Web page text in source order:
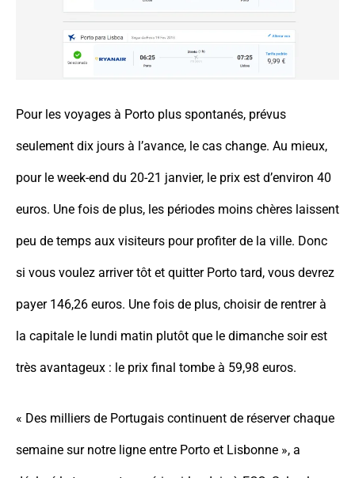
Pour les voyages à Porto plus spontanés, prévus
seulement dix jours à l’avance, le cas change. Au mieux,
pour le week-end du 20-21 janvier, le prix est d’environ 40
euros. Une fois de plus, les périodes moins chères laissent
peu de temps aux visiteurs pour profiter de la ville. Donc
si vous voulez arriver tôt et quitter Porto tard, vous devrez
payer 146,26 euros. Une fois de plus, choisir de rentrer à
la capitale le lundi matin plutôt que le dimanche soir est
très avantageux : le prix final tombe à 59,98 euros.
« Des milliers de Portugais continuent de réserver chaque
semaine sur notre ligne entre Porto et Lisbonne », a